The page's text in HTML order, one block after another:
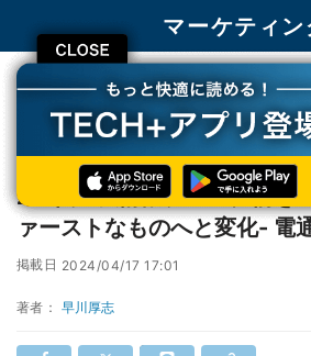
CLOSE
マーケティン
TECH+ 企業IT
マーケティング
Z世代の友情観、コロナ禍を経て目的・状況ファー
Z世代の友情観、コロナ禍を
ァーストなものへと変化- 電
掲載日 2024/04/17 17:01
著者： 早川厚志